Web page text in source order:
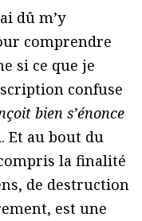
dû m’y
comprendre
si ce que je
confuse
bien s’énonce
Et au bout du
la finalité
de destruction
est une